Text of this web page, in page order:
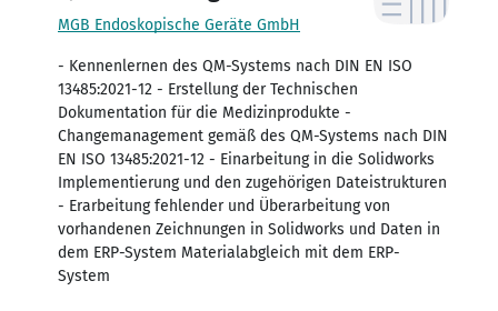
MGB Endoskopische Geräte GmbH
- Kennenlernen des QM-Systems nach DIN EN ISO
13485:2021-12 - Erstellung der Technischen
Dokumentation für die Medizinprodukte -
Changemanagement gemäß des QM-Systems nach DIN
EN ISO 13485:2021-12 - Einarbeitung in die Solidworks
Implementierung und den zugehörigen Dateistrukturen
- Erarbeitung fehlender und Überarbeitung von
vorhandenen Zeichnungen in Solidworks und Daten in
dem ERP-System Materialabgleich mit dem ERP-
System